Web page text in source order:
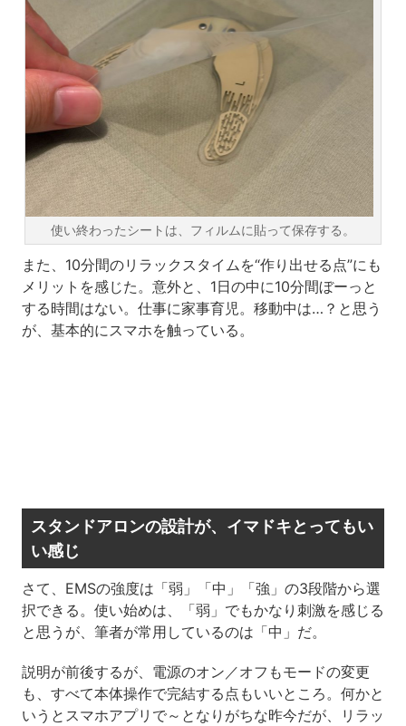
使い終わったシートは、フィルムに貼って保存する。
また、10分間のリラックスタイムを“作り出せる点”にも
メリットを感じた。意外と、1日の中に10分間ぼーっと
する時間はない。仕事に家事育児。移動中は…？と思う
が、基本的にスマホを触っている。
スタンドアロンの設計が、イマドキとってもい
い感じ
さて、EMSの強度は「弱」「中」「強」の3段階から選
択できる。使い始めは、「弱」でもかなり刺激を感じる
と思うが、筆者が常用しているのは「中」だ。
説明が前後するが、電源のオン／オフもモードの変更
も、すべて本体操作で完結する点もいいところ。何かと
いうとスマホアプリで～となりがちな昨今だが、リラッ